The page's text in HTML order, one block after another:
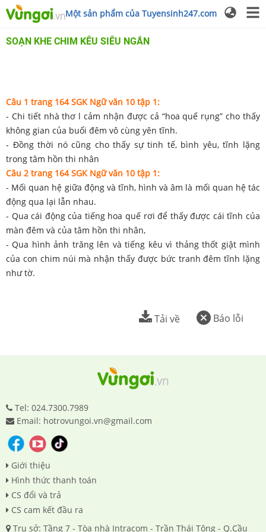
Một sản phẩm của Tuyensinh247.com
SOẠN KHE CHIM KÊU SIÊU NGẮN
Câu 1 trang 164 SGK Ngữ văn 10 tập 1:
- Chi tiết nhà thơ l cảm nhận được cả “hoa quế rụng” cho thấy
không gian của buổi đêm vô cùng yên tĩnh.
- Đồng thời nó cũng cho thấy sự tinh tế, bình yêu, tĩnh lặng
trong tâm hồn thi nhân
Câu 2 trang 164 SGK Ngữ văn 10 tập 1:
- Mối quan hệ giữa động và tĩnh, hình và âm là mối quan hệ tác
động qua lại lẫn nhau.
- Qua cái động của tiếng hoa quế rơi để thấy được cái tĩnh của
màn đêm và của tâm hồn thi nhân,
- Qua hình ảnh trăng lên và tiếng kêu vì thảng thốt giật mình
của con chim núi mà nhận thấy được bức tranh đêm tĩnh lặng
như tờ.
Báo lỗi
Tải về
Tel: 024.7300.7989
Email: hotrovungoi.vn@gmail.com
Giới thiệu
Hình thức thanh toán
CS đổi và trả
CS cam kết đầu ra
Trụ sở: Tầng 7 - Tòa nhà Intracom - Trần Thái Tông - Q.Cầu